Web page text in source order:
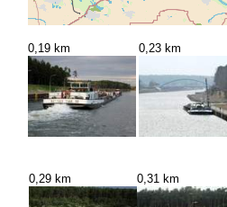
0,19 km 0,23 km
0,29 km 0,31 km